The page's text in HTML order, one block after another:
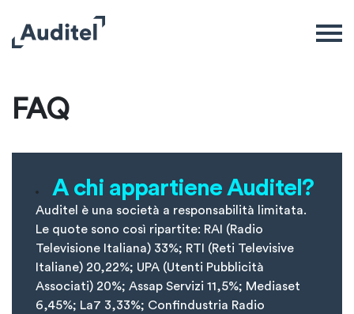
FAQ
A chi appartiene Auditel?
Auditel è una società a responsabilità limitata.
Le quote sono così ripartite: RAI (Radio
Televisione Italiana) 33%; RTI (Reti Televisive
Italiane) 20,22%; UPA (Utenti Pubblicità
Associati) 20%; Assap Servizi 11,5%; Mediaset
6,45%; La7 3,33%; Confindustria Radio